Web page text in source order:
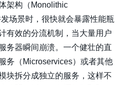
架构（Monolithic
场景时，很快就会暴露性能瓶
有效的分流机制，当大量用户
务器瞬间崩溃。一个健壮的直
务（Microservices）或者其他
块拆分成独立的服务，这样不